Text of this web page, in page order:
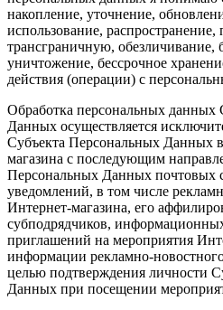
накопление, уточнение,
использование, распространение,
трансграничную, обезличивание,
уничтожение, бессрочное
действия (операции) с
Обработка персональных данных
Данных осуществляется
Субъекта Персональных Данных
магазина с последующим
Персональных Данных почтовых
уведомлений, в том числе
Интернет-магазина, его
субподрядчиков,
приглашений на мероприятия
информации рекламно-
целью подтверждения личности
Данных при посещении